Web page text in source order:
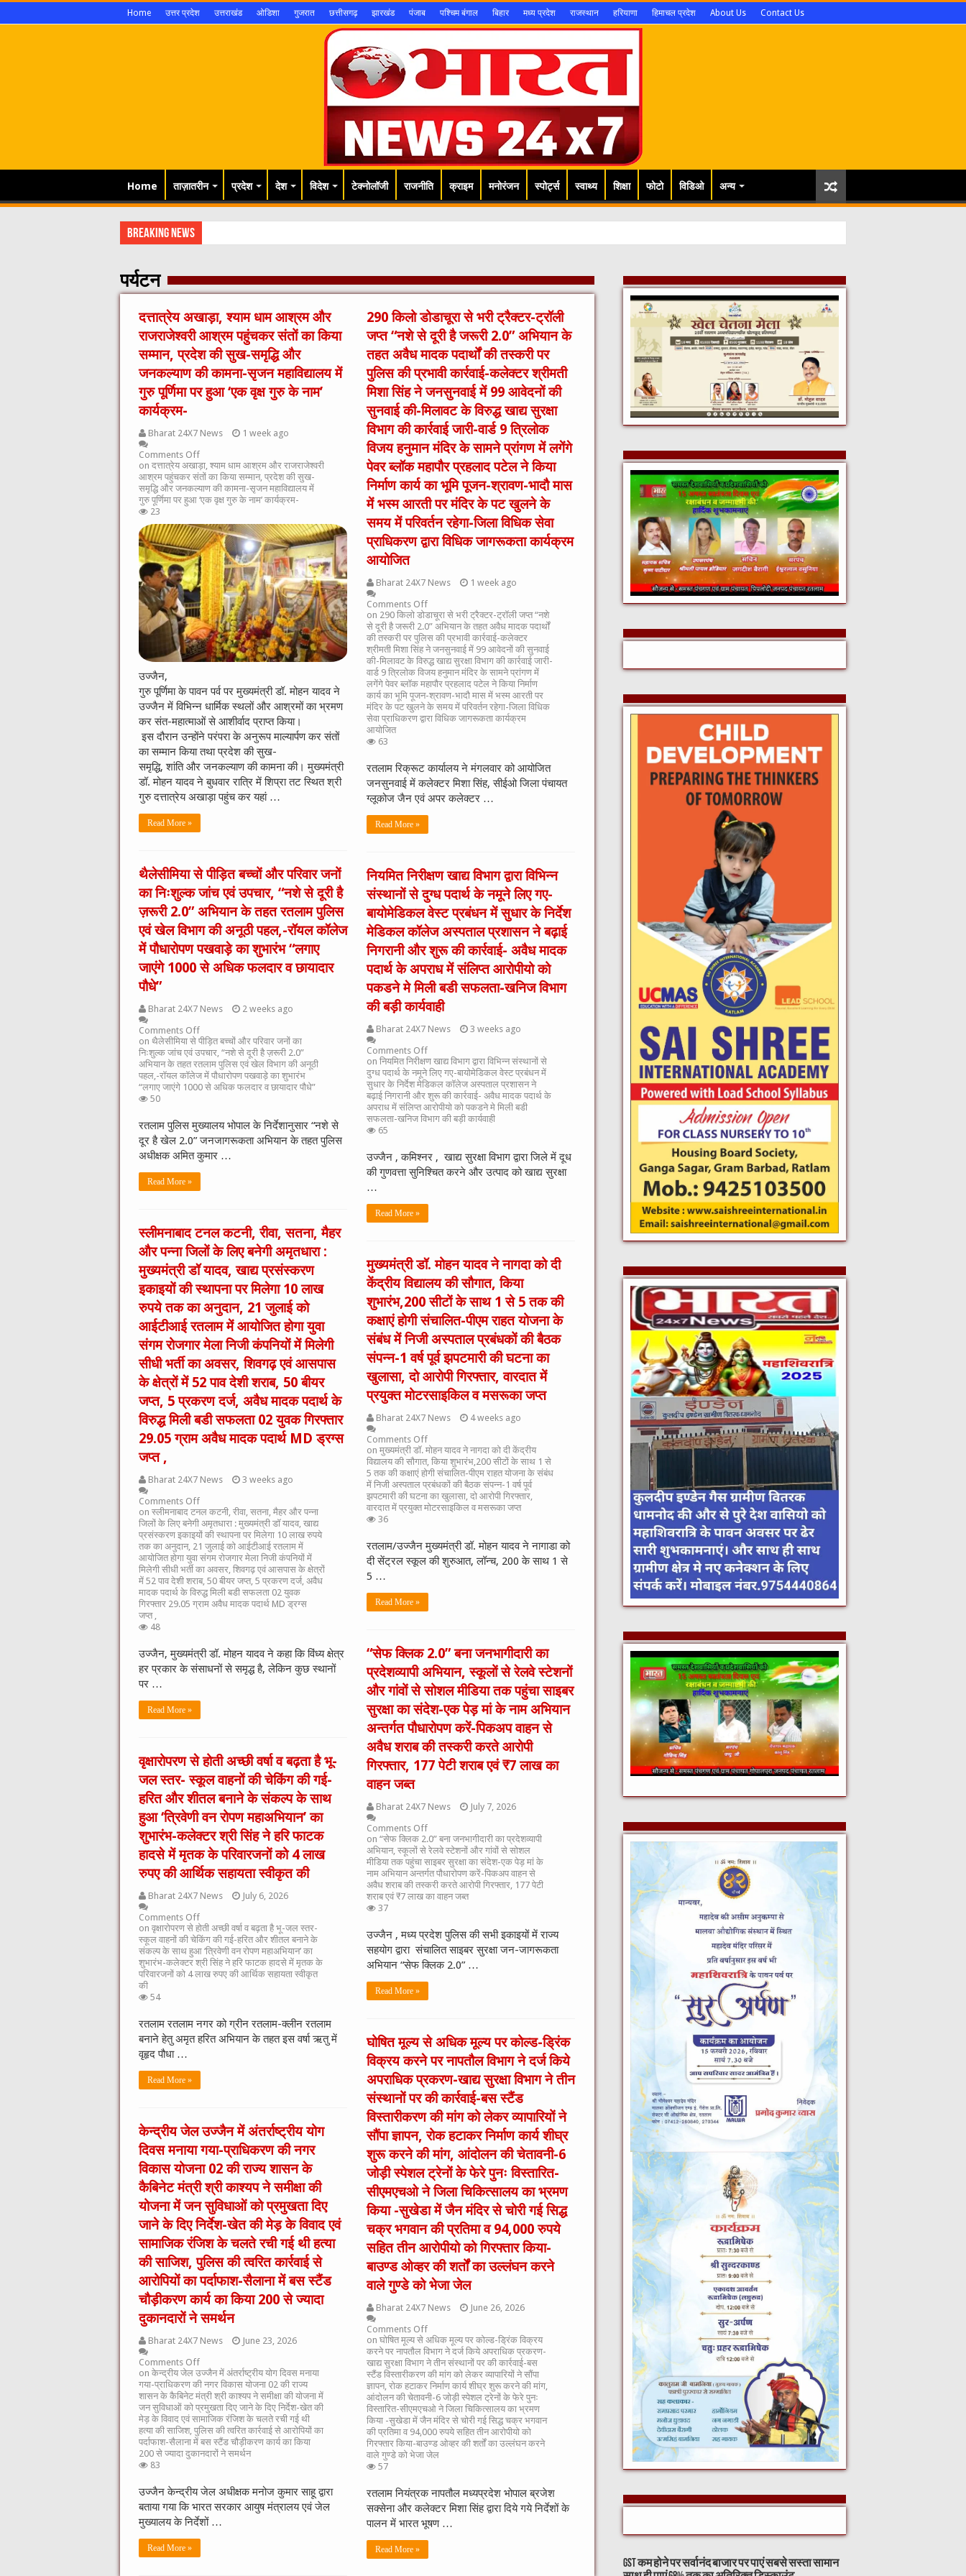
Home उत्तर प्रदेश उत्तराखंड ओडिशा गुजरात छत्तीसगढ़ झारखंड पंजाब पश्चिम बंगाल बिहार मध्य प्रदेश राजस्थान हरियाणा हिमाचल प्रदेश About Us Contact Us
Home ताज़ातरीन प्रदेश देश विदेश टेक्नोलॉजी राजनीति क्राइम मनोरंजन स्पोर्ट्स स्वाथ्य शिक्षा फोटो विडिओ अन्य
Breaking News
पर्यटन
दत्तात्रेय अखाड़ा, श्याम धाम आश्रम और
राजराजेश्वरी आश्रम पहुंचकर संतों का किया
सम्मान, प्रदेश की सुख-समृद्धि और
जनकल्याण की कामना-सृजन महाविद्यालय में
गुरु पूर्णिमा पर हुआ ‘एक वृक्ष गुरु के नाम’
कार्यक्रम-
Bharat 24X7 News
1 week ago
Comments Off
on दत्तात्रेय अखाड़ा, श्याम धाम आश्रम और राजराजेश्वरी
आश्रम पहुंचकर संतों का किया सम्मान, प्रदेश की सुख-
समृद्धि और जनकल्याण की कामना-सृजन महाविद्यालय में
गुरु पूर्णिमा पर हुआ ‘एक वृक्ष गुरु के नाम’ कार्यक्रम-
23
उज्जैन,
गुरु पूर्णिमा के पावन पर्व पर मुख्यमंत्री डॉ. मोहन यादव ने
उज्जैन में विभिन्न धार्मिक स्थलों और आश्रमों का भ्रमण
कर संत-महात्माओं से आशीर्वाद प्राप्त किया।
इस दौरान उन्होंने परंपरा के अनुरूप माल्यार्पण कर संतों
का सम्मान किया तथा प्रदेश की सुख-
समृद्धि, शांति और जनकल्याण की कामना की। मुख्यमंत्री
डॉ. मोहन यादव ने बुधवार रात्रि में शिप्रा तट स्थित श्री
गुरु दत्तात्रेय अखाड़ा पहुंच कर यहां …
Read More »
290 किलो डोडाचूरा से भरी ट्रैक्टर-ट्रॉली
जप्त “नशे से दूरी है जरूरी 2.0” अभियान के
तहत अवैध मादक पदार्थों की तस्करी पर
पुलिस की प्रभावी कार्रवाई-कलेक्टर श्रीमती
मिशा सिंह ने जनसुनवाई में 99 आवेदनों की
सुनवाई की-मिलावट के विरुद्ध खाद्य सुरक्षा
विभाग की कार्रवाई जारी-वार्ड 9 त्रिलोक
विजय हनुमान मंदिर के सामने प्रांगण में लगेंगे
पेवर ब्लॉक महापौर प्रहलाद पटेल ने किया
निर्माण कार्य का भूमि पूजन-श्रावण-भादौ मास
में भस्म आरती पर मंदिर के पट खुलने के
समय में परिवर्तन रहेगा-जिला विधिक सेवा
प्राधिकरण द्वारा विधिक जागरूकता कार्यक्रम
आयोजित
Bharat 24X7 News
1 week ago
Comments Off
on 290 किलो डोडाचूरा से भरी ट्रैक्टर-ट्रॉली जप्त “नशे
से दूरी है जरूरी 2.0” अभियान के तहत अवैध मादक पदार्थों
की तस्करी पर पुलिस की प्रभावी कार्रवाई-कलेक्टर
श्रीमती मिशा सिंह ने जनसुनवाई में 99 आवेदनों की सुनवाई
की-मिलावट के विरुद्ध खाद्य सुरक्षा विभाग की कार्रवाई जारी-
वार्ड 9 त्रिलोक विजय हनुमान मंदिर के सामने प्रांगण में
लगेंगे पेवर ब्लॉक महापौर प्रहलाद पटेल ने किया निर्माण
कार्य का भूमि पूजन-श्रावण-भादौ मास में भस्म आरती पर
मंदिर के पट खुलने के समय में परिवर्तन रहेगा-जिला विधिक
सेवा प्राधिकरण द्वारा विधिक जागरूकता कार्यक्रम
आयोजित
63
रतलाम रिक्रूट कार्यालय ने मंगलवार को आयोजित
जनसुनवाई में कलेक्टर मिशा सिंह, सीईओ जिला पंचायत
ग्लूकोज जैन एवं अपर कलेक्टर …
Read More »
थैलेसीमिया से पीड़ित बच्चों और परिवार जनों
का निःशुल्क जांच एवं उपचार, “नशे से दूरी है
ज़रूरी 2.0” अभियान के तहत रतलाम पुलिस
एवं खेल विभाग की अनूठी पहल,-रॉयल कॉलेज
में पौधारोपण पखवाड़े का शुभारंभ “लगाए
जाएंगे 1000 से अधिक फलदार व छायादार
पौधे”
Bharat 24X7 News
2 weeks ago
Comments Off
on थैलेसीमिया से पीड़ित बच्चों और परिवार जनों का
निःशुल्क जांच एवं उपचार, “नशे से दूरी है ज़रूरी 2.0”
अभियान के तहत रतलाम पुलिस एवं खेल विभाग की अनूठी
पहल,-रॉयल कॉलेज में पौधारोपण पखवाड़े का शुभारंभ
“लगाए जाएंगे 1000 से अधिक फलदार व छायादार पौधे”
50
रतलाम पुलिस मुख्यालय भोपाल के निर्देशानुसार “नशे से
दूर है खेल 2.0” जनजागरूकता अभियान के तहत पुलिस
अधीक्षक अमित कुमार …
Read More »
नियमित निरीक्षण खाद्य विभाग द्वारा विभिन्‍न
संस्‍थानों से दुग्‍ध पदार्थ के नमूने लिए गए-
बायोमेडिकल वेस्ट प्रबंधन में सुधार के निर्देश
मेडिकल कॉलेज अस्पताल प्रशासन ने बढ़ाई
निगरानी और शुरू की कार्रवाई- अवैध मादक
पदार्थ के अपराध में संलिप्त आरोपीयो को
पकडने मे मिली बडी सफलता-खनिज विभाग
की बड़ी कार्यवाही
Bharat 24X7 News
3 weeks ago
Comments Off
on नियमित निरीक्षण खाद्य विभाग द्वारा विभिन्‍न संस्‍थानों से
दुग्‍ध पदार्थ के नमूने लिए गए-बायोमेडिकल वेस्ट प्रबंधन में
सुधार के निर्देश मेडिकल कॉलेज अस्पताल प्रशासन ने
बढ़ाई निगरानी और शुरू की कार्रवाई- अवैध मादक पदार्थ के
अपराध में संलिप्त आरोपीयो को पकडने मे मिली बडी
सफलता-खनिज विभाग की बड़ी कार्यवाही
65
उज्जैन , कमिश्नर , खाद्य सुरक्षा विभाग द्वारा जिले में दूध
की गुणवत्ता सुनिश्चित करने और उत्पाद को खाद्य सुरक्षा
…
Read More »
स्लीमनाबाद टनल कटनी, रीवा, सतना, मैहर
और पन्ना जिलों के लिए बनेगी अमृतधारा :
मुख्यमंत्री डॉ यादव, खाद्य प्रसंस्करण
इकाइयों की स्थापना पर मिलेगा 10 लाख
रुपये तक का अनुदान, 21 जुलाई को
आईटीआई रतलाम में आयोजित होगा युवा
संगम रोजगार मेला निजी कंपनियों में मिलेगी
सीधी भर्ती का अवसर, शिवगढ़ एवं आसपास
के क्षेत्रों में 52 पाव देशी शराब, 50 बीयर
जप्त, 5 प्रकरण दर्ज, अवैध मादक पदार्थ के
विरुद्ध मिली बडी सफलता 02 युवक गिरफ्तार
29.05 ग्राम अवैध मादक पदार्थ MD ड्रग्स
जप्त ,
Bharat 24X7 News
3 weeks ago
Comments Off
on स्लीमनाबाद टनल कटनी, रीवा, सतना, मैहर और पन्ना
जिलों के लिए बनेगी अमृतधारा : मुख्यमंत्री डॉ यादव, खाद्य
प्रसंस्करण इकाइयों की स्थापना पर मिलेगा 10 लाख रुपये
तक का अनुदान, 21 जुलाई को आईटीआई रतलाम में
आयोजित होगा युवा संगम रोजगार मेला निजी कंपनियों में
मिलेगी सीधी भर्ती का अवसर, शिवगढ़ एवं आसपास के क्षेत्रों
में 52 पाव देशी शराब, 50 बीयर जप्त, 5 प्रकरण दर्ज, अवैध
मादक पदार्थ के विरुद्ध मिली बडी सफलता 02 युवक
गिरफ्तार 29.05 ग्राम अवैध मादक पदार्थ MD ड्रग्स
जप्त ,
48
उज्जैन, मुख्यमंत्री डॉ. मोहन यादव ने कहा कि विंध्य क्षेत्र
हर प्रकार के संसाधनों से समृद्ध है, लेकिन कुछ स्थानों
पर …
Read More »
मुख्यमंत्री डॉ. मोहन यादव ने नागदा को दी
केंद्रीय विद्यालय की सौगात, किया
शुभारंभ,200 सीटों के साथ 1 से 5 तक की
कक्षाएं होगी संचालित-पीएम राहत योजना के
संबंध में निजी अस्पताल प्रबंधकों की बैठक
संपन्न-1 वर्ष पूर्व झपटमारी की घटना का
खुलासा, दो आरोपी गिरफ्तार, वारदात में
प्रयुक्त मोटरसाइकिल व मसरूका जप्त
Bharat 24X7 News
4 weeks ago
Comments Off
on मुख्यमंत्री डॉ. मोहन यादव ने नागदा को दी केंद्रीय
विद्यालय की सौगात, किया शुभारंभ,200 सीटों के साथ 1 से
5 तक की कक्षाएं होगी संचालित-पीएम राहत योजना के संबंध
में निजी अस्पताल प्रबंधकों की बैठक संपन्न-1 वर्ष पूर्व
झपटमारी की घटना का खुलासा, दो आरोपी गिरफ्तार,
वारदात में प्रयुक्त मोटरसाइकिल व मसरूका जप्त
36
रतलाम/उज्जैन मुख्यमंत्री डॉ. मोहन यादव ने नागाडा को
दी सेंट्रल स्कूल की शुरुआत, लॉन्च, 200 के साथ 1 से
5 …
Read More »
“सेफ क्लिक 2.0” बना जनभागीदारी का
प्रदेशव्यापी अभियान, स्कूलों से रेलवे स्टेशनों
और गांवों से सोशल मीडिया तक पहुंचा साइबर
सुरक्षा का संदेश-एक पेड़ मां के नाम अभियान
अन्तर्गत पौधारोपण करें-पिकअप वाहन से
अवैध शराब की तस्करी करते आरोपी
गिरफ्तार, 177 पेटी शराब एवं ₹7 लाख का
वाहन जब्त
Bharat 24X7 News
July 7, 2026
Comments Off
on “सेफ क्लिक 2.0” बना जनभागीदारी का प्रदेशव्यापी
अभियान, स्कूलों से रेलवे स्टेशनों और गांवों से सोशल
मीडिया तक पहुंचा साइबर सुरक्षा का संदेश-एक पेड़ मां के
नाम अभियान अन्तर्गत पौधारोपण करें-पिकअप वाहन से
अवैध शराब की तस्करी करते आरोपी गिरफ्तार, 177 पेटी
शराब एवं ₹7 लाख का वाहन जब्त
37
उज्जैन , मध्य प्रदेश पुलिस की सभी इकाइयों में राज्य
सहयोग द्वारा संचालित साइबर सुरक्षा जन-जागरूकता
अभियान “सेफ क्लिक 2.0” …
Read More »
वृक्षारोपरण से होती अच्छी वर्षा व बढ़ता है भू-
जल स्तर- स्कूल वाहनों की चेकिंग की गई-
हरित और शीतल बनाने के संकल्प के साथ
हुआ ‘त्रिवेणी वन रोपण महाअभियान’ का
शुभारंभ-कलेक्टर श्री सिंह ने हरि फाटक
हादसे में मृतक के परिवारजनों को 4 लाख
रुपए की आर्थिक सहायता स्वीकृत की
Bharat 24X7 News
July 6, 2026
Comments Off
on वृक्षारोपरण से होती अच्छी वर्षा व बढ़ता है भू-जल स्तर-
स्कूल वाहनों की चेकिंग की गई-हरित और शीतल बनाने के
संकल्प के साथ हुआ ‘त्रिवेणी वन रोपण महाअभियान’ का
शुभारंभ-कलेक्टर श्री सिंह ने हरि फाटक हादसे में मृतक के
परिवारजनों को 4 लाख रुपए की आर्थिक सहायता स्वीकृत
की
54
रतलाम रतलाम नगर को ग्रीन रतलाम-क्लीन रतलाम
बनाने हेतु अमृत हरित अभियान के तहत इस वर्षा ऋतु में
वृहृद पौधा …
Read More »
घोषित मूल्य से अधिक मूल्य पर कोल्ड-ड्रिंक
विक्रय करने पर नापतौल विभाग ने दर्ज किये
अपराधिक प्रकरण-खाद्य सुरक्षा विभाग ने तीन
संस्थानों पर की कार्रवाई-बस स्टैंड
विस्तारीकरण की मांग को लेकर व्यापारियों ने
सौंपा ज्ञापन, रोक हटाकर निर्माण कार्य शीघ्र
शुरू करने की मांग, आंदोलन की चेतावनी-6
जोड़ी स्पेशल ट्रेनों के फेरे पुनः विस्तारित-
सीएमएचओ ने जिला चिकित्सालय का भ्रमण
किया -सुखेडा में जैन मंदिर से चोरी गई सिद्ध
चक्र भगवान की प्रतिमा व 94,000 रुपये
सहित तीन आरोपीयो को गिरफ्तार किया-
बाउण्ड ओव्हर की शर्तों का उल्लंघन करने
वाले गुण्डे को भेजा जेल
Bharat 24X7 News
June 26, 2026
Comments Off
on घोषित मूल्य से अधिक मूल्य पर कोल्ड-ड्रिंक विक्रय
करने पर नापतौल विभाग ने दर्ज किये अपराधिक प्रकरण-
खाद्य सुरक्षा विभाग ने तीन संस्थानों पर की कार्रवाई-बस
स्टैंड विस्तारीकरण की मांग को लेकर व्यापारियों ने सौंपा
ज्ञापन, रोक हटाकर निर्माण कार्य शीघ्र शुरू करने की मांग,
आंदोलन की चेतावनी-6 जोड़ी स्पेशल ट्रेनों के फेरे पुनः
विस्तारित-सीएमएचओ ने जिला चिकित्सालय का भ्रमण
किया -सुखेडा में जैन मंदिर से चोरी गई सिद्ध चक्र भगवान
की प्रतिमा व 94,000 रुपये सहित तीन आरोपीयो को
गिरफ्तार किया-बाउण्ड ओव्हर की शर्तों का उल्लंघन करने
वाले गुण्डे को भेजा जेल
57
रतलाम नियंत्रक नापतौल मध्यप्रदेश भोपाल ब्रजेश
सक्सेना और कलेक्टर मिशा सिंह द्वारा दिये गये निर्देशों के
पालन में भारत भूषण …
Read More »
केन्द्रीय जेल उज्जैन में अंतर्राष्ट्रीय योग
दिवस मनाया गया-प्राधिकरण की नगर
विकास योजना 02 की राज्य शासन के
कैबिनेट मंत्री श्री काश्यप ने समीक्षा की
योजना में जन सुविधाओं को प्रमुखता दिए
जाने के दिए निर्देश-खेत की मेड़ के विवाद एवं
सामाजिक रंजिश के चलते रची गई थी हत्या
की साजिश, पुलिस की त्वरित कार्रवाई से
आरोपियों का पर्दाफाश-सैलाना में बस स्टैंड
चौड़ीकरण कार्य का किया 200 से ज्यादा
दुकानदारों ने समर्थन
Bharat 24X7 News
June 23, 2026
Comments Off
on केन्द्रीय जेल उज्जैन में अंतर्राष्ट्रीय योग दिवस मनाया
गया-प्राधिकरण की नगर विकास योजना 02 की राज्य
शासन के कैबिनेट मंत्री श्री काश्यप ने समीक्षा की योजना में
जन सुविधाओं को प्रमुखता दिए जाने के दिए निर्देश-खेत की
मेड़ के विवाद एवं सामाजिक रंजिश के चलते रची गई थी
हत्या की साजिश, पुलिस की त्वरित कार्रवाई से आरोपियों का
पर्दाफाश-सैलाना में बस स्टैंड चौड़ीकरण कार्य का किया
200 से ज्यादा दुकानदारों ने समर्थन
83
उज्जैन केन्द्रीय जेल अधीक्षक मनोज कुमार साहू द्वारा
बताया गया कि भारत सरकार आयुष मंत्रालय एवं जेल
मुख्यालय के निर्देशों …
Read More »
GST कम होने पर सर्वानंद बाजार पर पाएं सबसे सस्ता सामान